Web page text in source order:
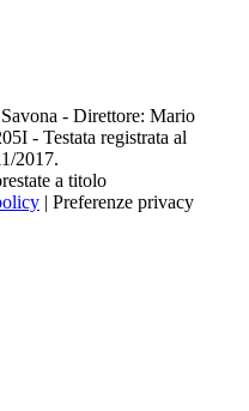
- Direttore: Mario
- Testata registrata al
2017.
a titolo
| Preferenze privacy